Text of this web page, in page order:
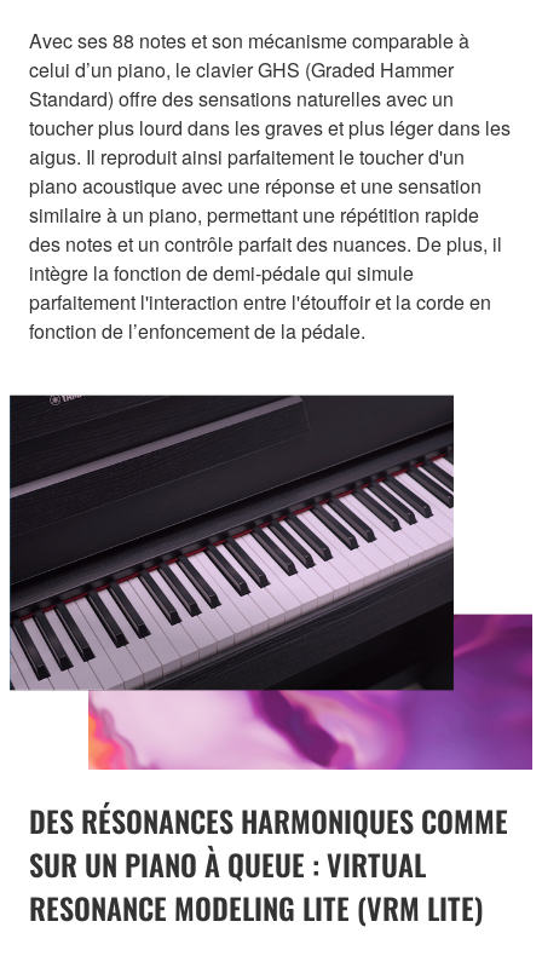
Avec ses 88 notes et son mécanisme comparable à
celui d’un piano, le clavier GHS (Graded Hammer
Standard) offre des sensations naturelles avec un
toucher plus lourd dans les graves et plus léger dans les
aigus. Il reproduit ainsi parfaitement le toucher d'un
piano acoustique avec une réponse et une sensation
similaire à un piano, permettant une répétition rapide
des notes et un contrôle parfait des nuances. De plus, il
intègre la fonction de demi-pédale qui simule
parfaitement l'interaction entre l'étouffoir et la corde en
fonction de l’enfoncement de la pédale.
DES RÉSONANCES HARMONIQUES COMME
SUR UN PIANO À QUEUE : VIRTUAL
RESONANCE MODELING LITE (VRM LITE)